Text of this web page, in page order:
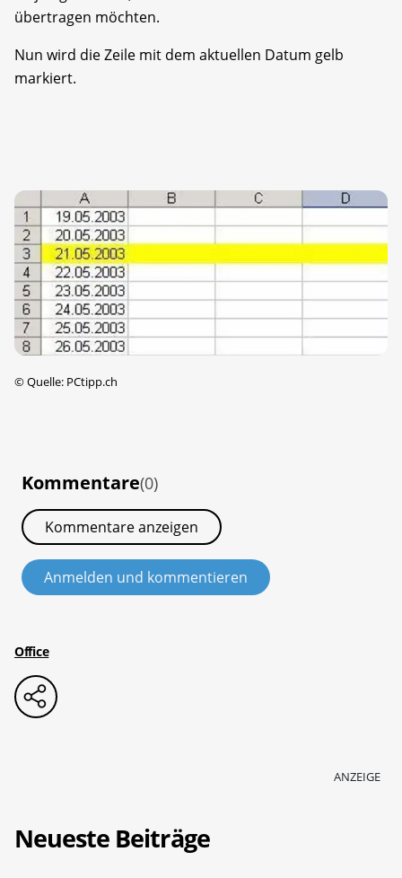
übertragen möchten.
Nun wird die Zeile mit dem aktuellen Datum gelb
markiert.
©Quelle: PCtipp.ch
Kommentare(0)
Kommentare anzeigen
Anmelden und kommentieren
Office
ANZEIGE
Neueste Beiträge